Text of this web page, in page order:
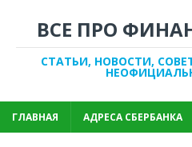
ВСЕ ПРО
СТАТЬИ, НОВОСТИ,
ГЛАВНАЯ АДРЕСА СБЕРБАНКА